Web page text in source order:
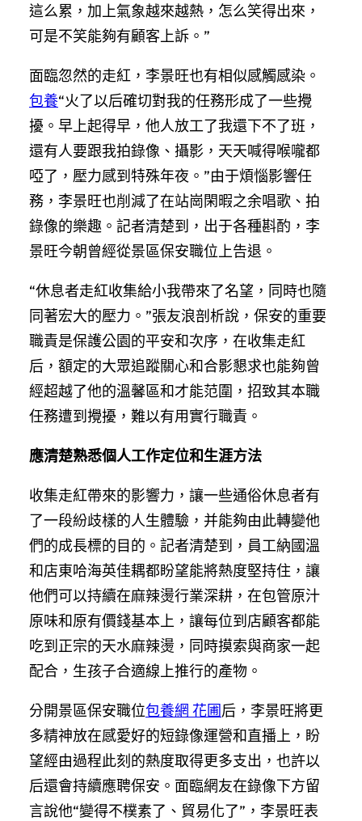
這么累，加上氣象越來越熱，怎么笑得出來，
可是不笑能夠有顧客上訴。”
面臨忽然的走紅，李景旺也有相似感觸感染。
包養“火了以后確切對我的任務形成了一些攪
擾。早上起得早，他人放工了我還下不了班，
還有人要跟我拍錄像、攝影，天天喊得喉嚨都
啞了，壓力感到特殊年夜。”由于煩惱影響任
務，李景旺也削減了在站崗閑暇之余唱歌、拍
錄像的樂趣。記者清楚到，出于各種斟酌，李
景旺今朝曾經從景區保安職位上告退。
“休息者走紅收集給小我帶來了名望，同時也隨
同著宏大的壓力。”張友浪剖析說，保安的重要
職責是保護公園的平安和次序，在收集走紅
后，額定的大眾追蹤關心和合影懇求也能夠曾
經超越了他的溫馨區和才能范圍，招致其本職
任務遭到攪擾，難以有用實行職責。
應清楚熟悉個人工作定位和生涯方法
收集走紅帶來的影響力，讓一些通俗休息者有
了一段紛歧樣的人生體驗，并能夠由此轉變他
們的成長標的目的。記者清楚到，員工納國溫
和店東哈海英佳耦都盼望能將熱度堅持住，讓
他們可以持續在麻辣燙行業深耕，在包管原汁
原味和原有價錢基本上，讓每位到店顧客都能
吃到正宗的天水麻辣燙，同時摸索與商家一起
配合，生孩子合適線上推行的產物。
分開景區保安職位包養網 花圃后，李景旺將更
多精神放在感愛好的短錄像運營和直播上，盼
望經由過程此刻的熱度取得更多支出，也許以
后還會持續應聘保安。面臨網友在錄像下方留
言說他“變得不樸素了、貿易化了”，李景旺表